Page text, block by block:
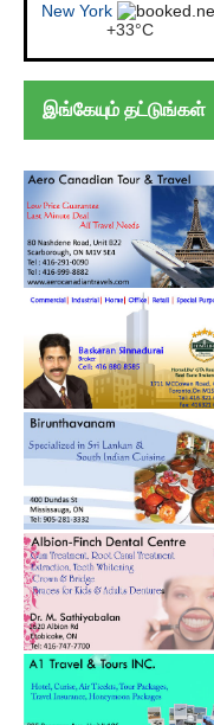
London
+24°C
இங்கேயும் தட்டுங்கள்